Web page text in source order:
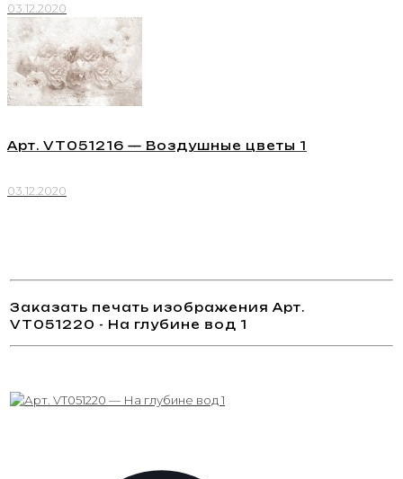
03.12.2020
Арт. VT051216 — Воздушные цветы 1
03.12.2020
Заказать печать изображения Арт.
VT051220 - На глубине вод 1